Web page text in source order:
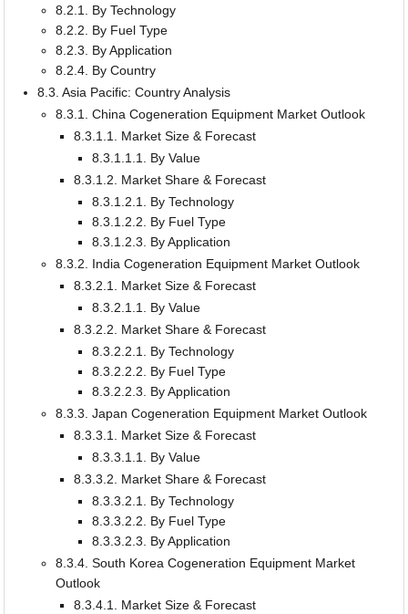
8.2.1. By Technology
8.2.2. By Fuel Type
8.2.3. By Application
8.2.4. By Country
8.3. Asia Pacific: Country Analysis
8.3.1. China Cogeneration Equipment Market Outlook
8.3.1.1. Market Size & Forecast
8.3.1.1.1. By Value
8.3.1.2. Market Share & Forecast
8.3.1.2.1. By Technology
8.3.1.2.2. By Fuel Type
8.3.1.2.3. By Application
8.3.2. India Cogeneration Equipment Market Outlook
8.3.2.1. Market Size & Forecast
8.3.2.1.1. By Value
8.3.2.2. Market Share & Forecast
8.3.2.2.1. By Technology
8.3.2.2.2. By Fuel Type
8.3.2.2.3. By Application
8.3.3. Japan Cogeneration Equipment Market Outlook
8.3.3.1. Market Size & Forecast
8.3.3.1.1. By Value
8.3.3.2. Market Share & Forecast
8.3.3.2.1. By Technology
8.3.3.2.2. By Fuel Type
8.3.3.2.3. By Application
8.3.4. South Korea Cogeneration Equipment Market
Outlook
8.3.4.1. Market Size & Forecast